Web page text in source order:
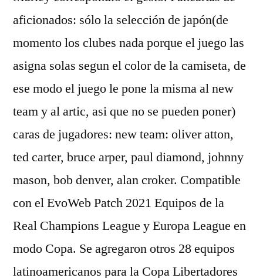
aficionados: sólo la selección de japón(de
momento los clubes nada porque el juego las
asigna solas segun el color de la camiseta, de
ese modo el juego le pone la misma al new
team y al artic, asi que no se pueden poner)
caras de jugadores: new team: oliver atton,
ted carter, bruce arper, paul diamond, johnny
mason, bob denver, alan croker. Compatible
con el EvoWeb Patch 2021 Equipos de la
Real Champions League y Europa League en
modo Copa. Se agregaron otros 28 equipos
latinoamericanos para la Copa Libertadores